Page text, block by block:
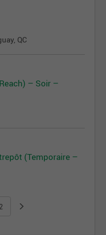
QC
– Soir –
(Temporaire –
2